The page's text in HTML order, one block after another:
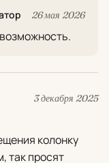
26 мая 2026
3 декабря 2025
колонку
так просят